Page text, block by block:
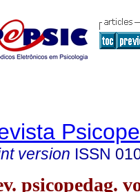
version ISSN
psicopedag.